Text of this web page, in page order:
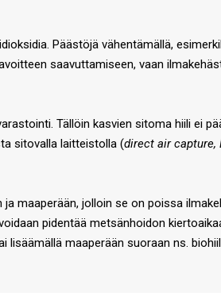
Päästöjä vähentämällä,
saavuttamiseen, vaan
Tällöin kasvien sitoma hiili ei
sitovalla laitteistolla (direct air capture,
maaperään, jolloin se on poissa
pidentää metsänhoidon
maaperään suoraan ns.